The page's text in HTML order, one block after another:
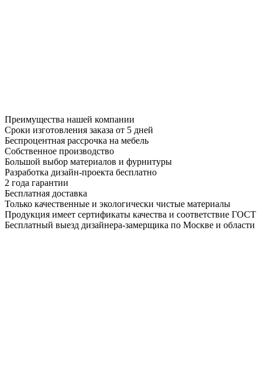
Преимущества нашей компании
Сроки изготовления заказа от 5 дней
Беспроцентная рассрочка на мебель
Собственное производство
Большой выбор материалов и фурнитуры
Разработка дизайн-проекта бесплатно
2 года гарантии
Бесплатная доставка
Только качественные и экологически чистые материалы
Продукция имеет сертификаты качества и соответствие ГОСТ
Бесплатный выезд дизайнера-замерщика по Москве и области